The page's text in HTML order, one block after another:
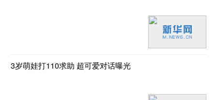
3岁萌娃打110求助 超可爱对话曝光